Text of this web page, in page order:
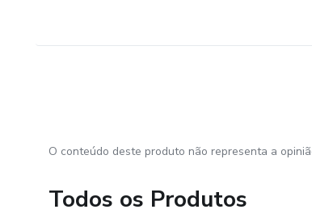
O conteúdo deste produto não representa a
Todos os Produtos